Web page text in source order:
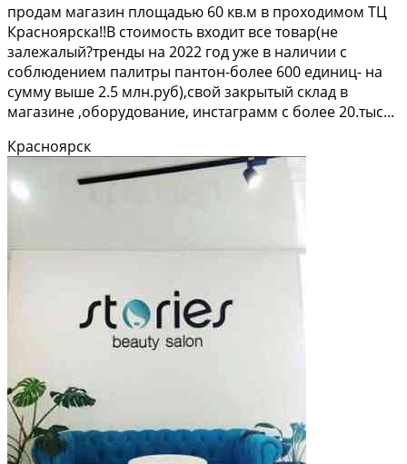
продам магазин площадью 60 кв.м в проходимом ТЦ
Красноярска!!В стоимость входит все товар(не
залежалый?тренды на 2022 год уже в наличии с
соблюдением палитры пантон-более 600 единиц- на
сумму выше 2.5 млн.руб),свой закрытый склад в
магазине ,оборудование, инстаграмм с более 20.тыс...
Красноярск